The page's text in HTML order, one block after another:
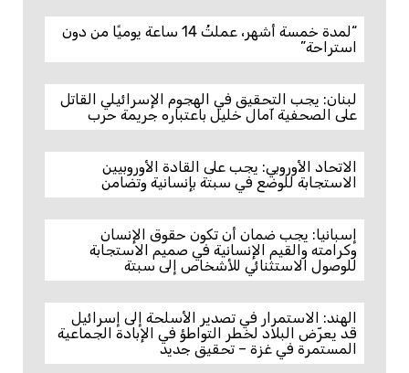
“لمدة خمسة أشهر، عملتُ 14 ساعة يوميًا من دون
استراحة”
لبنان: يجب التحقيق في الهجوم الإسرائيلي القاتل
على الصحفية آمال خليل باعتباره جريمة حرب
الاتحاد الأوروبي: يجب على القادة الأوروبيين
الاستجابة للوضع في سبتة بإنسانية وتضامن
إسبانيا: يجب ضمان أن تكون حقوق الإنسان
وكرامته والقيم الإنسانية في صميم الاستجابة
للوصول الاستثنائي للأشخاص إلى سبتة
الهند: الاستمرار في تصدير الأسلحة إلى إسرائيل
قد يعرّض البلاد لخطر التواطؤ في الإبادة الجماعية
المستمرة في غزة – تحقيق جديد